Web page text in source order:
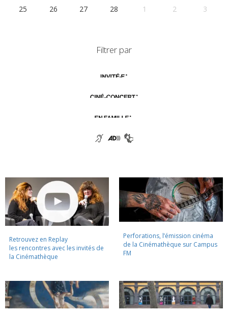
25
26 27 28 1 2 3
Filtrer par
Retrouvez en Replay
les rencontres avec les invités de
la Cinémathèque
Perforations, l’émission cinéma
de la Cinémathèque sur Campus
FM